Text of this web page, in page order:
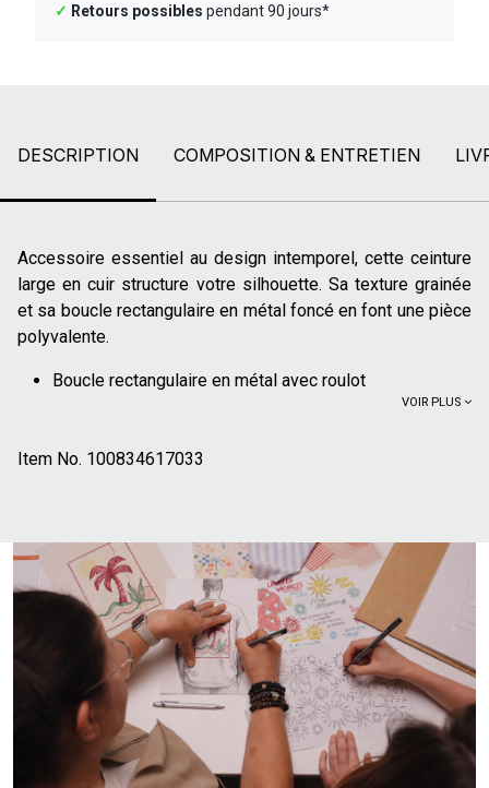
✓ Retours possibles pendant 90 jours*
DESCRIPTION COMPOSITION & ENTRETIEN
Accessoire essentiel au design intemporel, cette ceinture
large en cuir structure votre silhouette. Sa texture grainée
et sa boucle rectangulaire en métal foncé en font une pièce
polyvalente.
Boucle rectangulaire en métal avec roulot
Passant simple en cuir assorti
de la fabrication du cuir. Grâce au standard LWG, les
fabricants de cuir sont audités et certifiés de manière
indépendante sur des critères comme gestion de l’eau,
de l’énergie, des produits chimiques, etc. Jules est
membre de LWG ce qui souligne notre engagement
envers la transparence et l’amélioration continue des
procédés de fabrication du cuir. Pour plus
d'informations, consultez le site
leatherworkinggroup.com
VOIR PLUS
Item No. 100834617033